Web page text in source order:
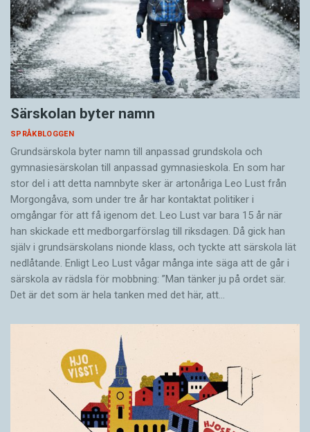
Särskolan byter namn
SPRÅKBLOGGEN
Grundsärskola byter namn till anpassad grundskola och
gymnasiesärskolan till anpassad gymnasieskola. En som har
stor del i att detta namnbyte sker är artonåriga Leo Lust från
Morgongåva, som under tre år har kontaktat politiker i
omgångar för att få igenom det. Leo Lust var bara 15 år när
han skickade ett medborgarförslag till riksdagen. Då gick han
själv i grundsärskolans nionde klass, och tyckte att särskola lät
nedlåtande. Enligt Leo Lust vågar många inte säga att de går i
särskola av rädsla för mobbning: ”Man tänker ju på ordet sär.
Det är det som är hela tanken med det här, att…